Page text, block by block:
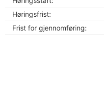
Høringsfrist:
Frist for gjennomføring: